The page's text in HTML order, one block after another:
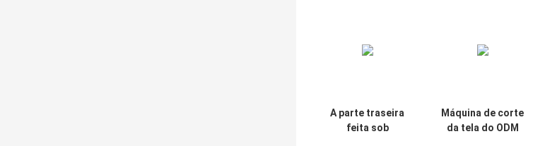
A parte traseira
feita sob
Máquina de corte
da tela do ODM